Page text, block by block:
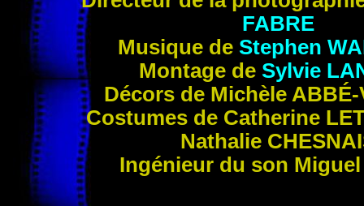
FABRE
Musique de Stephen
Montage de Sylvie
Décors de Michèle ABBÉ-
Costumes de Catherine
Nathalie
Ingénieur du son